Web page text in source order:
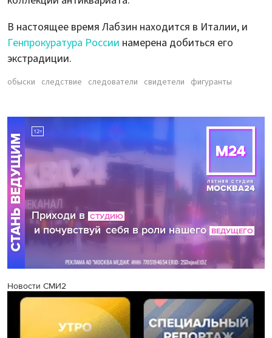
В настоящее время Лабзин находится в Италии, и
Генпрокуратура России намерена добиться его
экстрадиции.
обыски следствие следователи свидетели фигуранты
Новости СМИ2